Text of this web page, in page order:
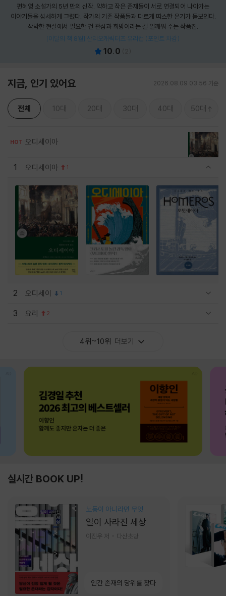
편혜영 소설가의 5년 만의 신작. 약하고 작은 존재들이 서로 연결되어 나아가는
이야기들을 섬세하게 그렸다. 작가의 기존 작품들과 다르게 따스한 온기가 돋보인다.
삭막한 현실에서 필요한 건 관심과 희망이라는 걸 일깨워 주는 작품집.
[이달의 책 8월] 산리오캐릭터즈 유리컵 (포인트 차감)
10.0
지금, 인기 있어요 2026.08.09 03:56 기준
전체 10대 20대 30대 40대 50대
HOT 오디세이아
1 오디세이아 1
2 오디세이 1
3 요리 2
4위~10위 더보기
실시간 BOOK UP!
노동이 아니라면 무엇
일이 사라진 세상
이진우 저 다산초당
인간 존재의 당위를 찾다